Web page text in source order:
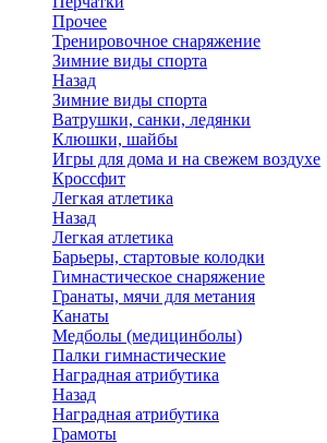
Прочее
Тренировочное снаряжение
Зимние виды спорта
Назад
Зимние виды спорта
Ватрушки, санки, ледянки
Клюшки, шайбы
Игры для дома и на свежем воздухе
Кроссфит
Легкая атлетика
Назад
Легкая атлетика
Барьеры, стартовые колодки
Гимнастическое снаряжение
Гранаты, мячи для метания
Канаты
Медболы (медицинболы)
Палки гимнастические
Наградная атрибутика
Назад
Наградная атрибутика
Грамоты